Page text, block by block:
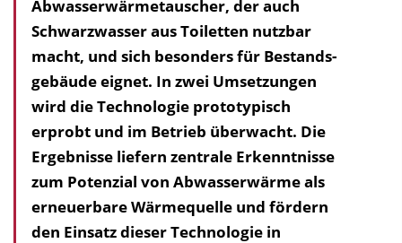
Abwasserwärmetauscher, der auch
Schwarzwasser aus Toiletten nutzbar
macht, und sich besonders für Bestands­
gebäude eignet. In zwei Umsetzungen
wird die Technologie prototypisch
erprobt und im Betrieb überwacht. Die
Ergebnisse liefern zentrale Erkenntnisse
zum Potenzial von Abwasserwärme als
erneuerbare Wärmequelle und fördern
den Einsatz dieser Technologie in